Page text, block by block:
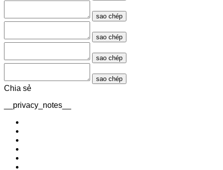
sao chép
sao chép
sao chép
sao chép
Chia sẻ
__privacy_notes__